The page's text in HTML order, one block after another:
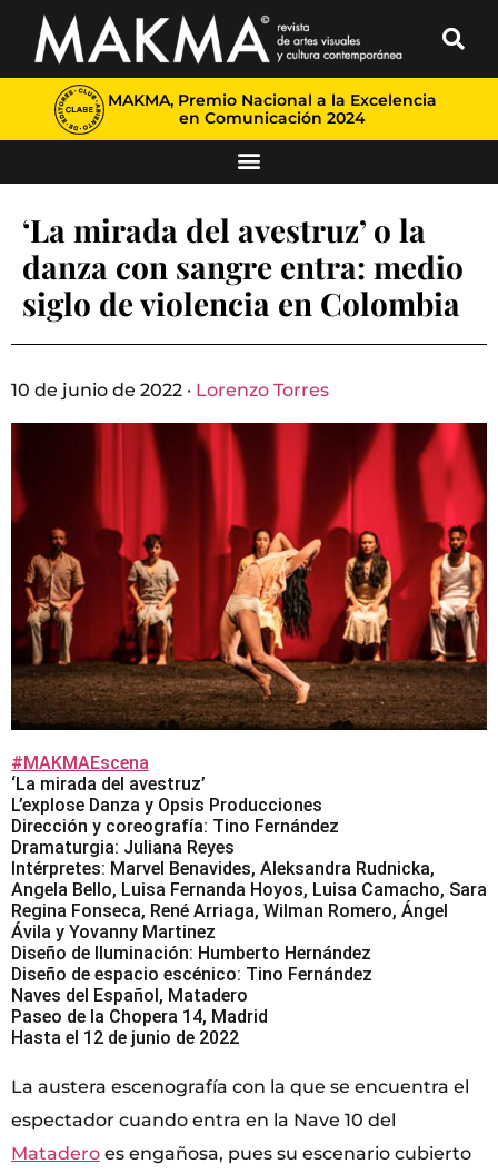
MAKMA, Premio Nacional a la Excelencia
en Comunicación 2024
‘La mirada del avestruz’ o la
danza con sangre entra: medio
siglo de violencia en Colombia
10 de junio de 2022 · Lorenzo Torres
#MAKMAEscena
‘La mirada del avestruz’
L’explose Danza y Opsis Producciones
Dirección y coreografía: Tino Fernández
Dramaturgia: Juliana Reyes
Intérpretes: Marvel Benavides, Aleksandra Rudnicka,
Angela Bello, Luisa Fernanda Hoyos, Luisa Camacho, Sara
Regina Fonseca, René Arriaga, Wilman Romero, Ángel
Ávila y Yovanny Martinez
Diseño de Iluminación: Humberto Hernández
Diseño de espacio escénico: Tino Fernández
Naves del Español, Matadero
Paseo de la Chopera 14, Madrid
Hasta el 12 de junio de 2022
La austera escenografía con la que se encuentra el
espectador cuando entra en la Nave 10 del
Matadero es engañosa, pues su escenario cubierto